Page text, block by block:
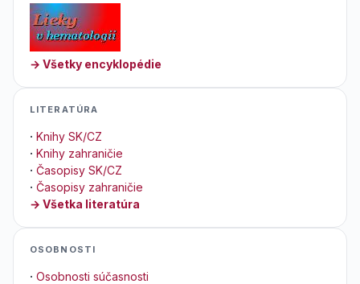
→ Všetky encyklopédie
LITERATÚRA
· Knihy SK/CZ
· Knihy zahraničie
· Časopisy SK/CZ
· Časopisy zahraničie
→ Všetka literatúra
OSOBNOSTI
· Osobnosti súčasnosti